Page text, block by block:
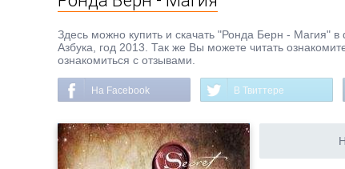
Здесь можно купить и скачать "Ронда Берн - Магия"
Азбука, год 2013. Так же Вы можете читать
ознакомиться с отзывами.
На Facebook В Твиттере